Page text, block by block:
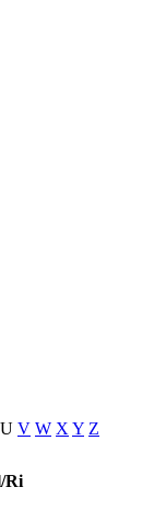
U V W X Y Z
Ri